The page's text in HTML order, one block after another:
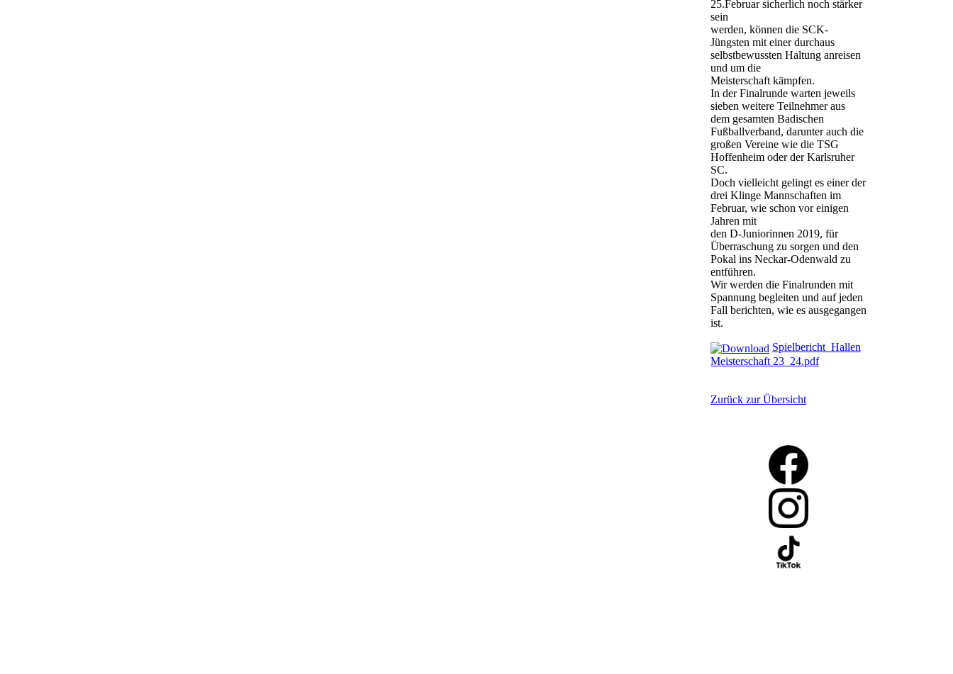
25.Februar sicherlich noch stärker
sein
werden, können die SCK-
Jüngsten mit einer durchaus
selbstbewussten Haltung anreisen
und um die
Meisterschaft kämpfen.
In der Finalrunde warten jeweils
sieben weitere Teilnehmer aus
dem gesamten Badischen
Fußballverband, darunter auch die
großen Vereine wie die TSG
Hoffenheim oder der Karlsruher
SC.
Doch vielleicht gelingt es einer der
drei Klinge Mannschaften im
Februar, wie schon vor einigen
Jahren mit
den D-Juniorinnen 2019, für
Überraschung zu sorgen und den
Pokal ins Neckar-Odenwald zu
entführen.
Wir werden die Finalrunden mit
Spannung begleiten und auf jeden
Fall berichten, wie es ausgegangen
ist.
Spielbericht_Hallen
Meisterschaft 23_24.pdf
Zurück zur Übersicht